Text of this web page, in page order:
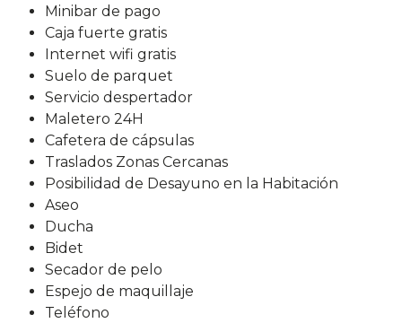
Minibar de pago
Caja fuerte gratis
Internet wifi gratis
Suelo de parquet
Servicio despertador
Maletero 24H
Cafetera de cápsulas
Traslados Zonas Cercanas
Posibilidad de Desayuno en la Habitación
Aseo
Ducha
Bidet
Secador de pelo
Espejo de maquillaje
Teléfono